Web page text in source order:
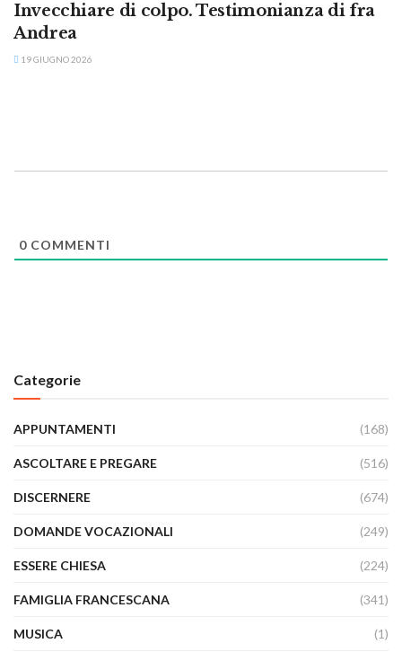
Invecchiare di colpo. Testimonianza di fra
Andrea
19 GIUGNO 2026
0 COMMENTI
Categorie
APPUNTAMENTI (168)
ASCOLTARE E PREGARE (516)
DISCERNERE (674)
DOMANDE VOCAZIONALI (249)
ESSERE CHIESA (224)
FAMIGLIA FRANCESCANA (341)
MUSICA (1)